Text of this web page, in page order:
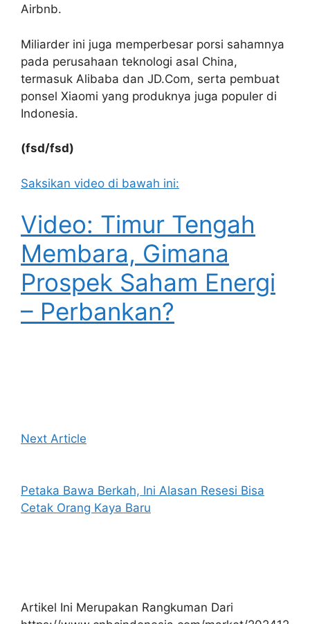
Airbnb.
Miliarder ini juga memperbesar porsi sahamnya
pada perusahaan teknologi asal China,
termasuk Alibaba dan JD.Com, serta pembuat
ponsel Xiaomi yang produknya juga populer di
Indonesia.
(fsd/fsd)
Saksikan video di bawah ini:
Video: Timur Tengah
Membara, Gimana
Prospek Saham Energi
– Perbankan?
Next Article
Petaka Bawa Berkah, Ini Alasan Resesi Bisa
Cetak Orang Kaya Baru
Artikel Ini Merupakan Rangkuman Dari